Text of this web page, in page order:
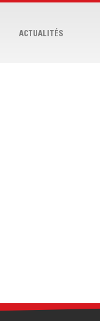
ACTUALITÉS